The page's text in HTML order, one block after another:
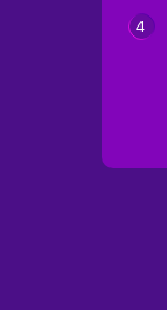
4